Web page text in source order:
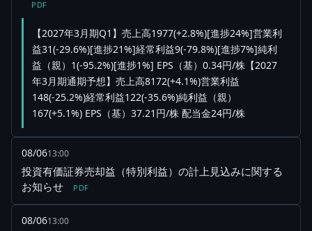
PDF
【2027年3月期Q1】売上高1977(+2.8%)[進捗24%]営業利
益31(-29.6%)[進捗21%]経常利益9(-79.8%)[進捗7%]純利
益（親）1(-95.2%)[進捗1%] EPS（基）0.34円/株【2027
年3月期通期予想】売上高8172(+4.1%)営業利益
148(-25.2%)経常利益122(-35.6%)純利益（親）
167(+5.1%) EPS（基）37.21円/株 配当金24円/株
08/0613:00
投資有価証券売却益（特別利益）の計上見込みに関する
お知らせ
PDF
08/0613:00